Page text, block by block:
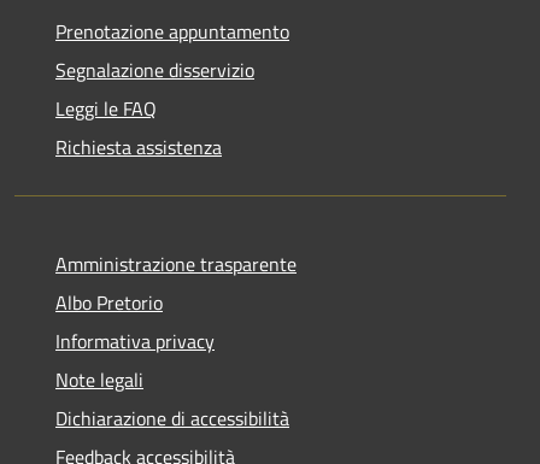
Prenotazione appuntamento
Segnalazione disservizio
Leggi le FAQ
Richiesta assistenza
Amministrazione trasparente
Albo Pretorio
Informativa privacy
Note legali
Dichiarazione di accessibilità
Feedback accessibilità